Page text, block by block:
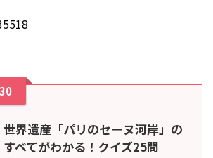
世界遺産「パリのセーヌ河岸」の
すべてがわかる！クイズ25問